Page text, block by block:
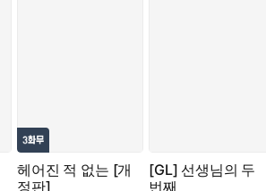
헤어진 적 없는 [개
정판]
[GL] 선생님의 두
번째